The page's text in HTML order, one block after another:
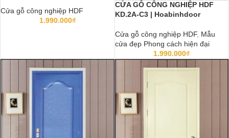
Cửa gỗ công nghiệp HDF
1.990.000₫
CỬA GỖ CÔNG NGHIỆP HDF
KD.2A-C3 | Hoabinhdoor
Cửa gỗ công nghiệp HDF, Mẫu
cửa đẹp Phong cách hiện đại
1.990.000₫